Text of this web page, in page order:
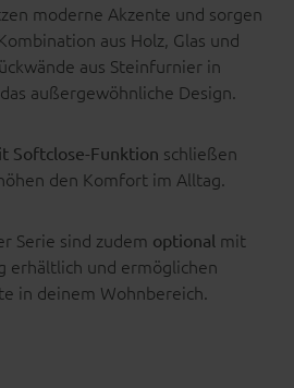
moderne Akzente und sorgen
aus Holz, Glas und
aus Steinfurnier in
außergewöhnliche Design.
Softclose-Funktion schließen
den Komfort im Alltag.
Serie sind zudem optional mit
erhältlich und ermöglichen
in deinem Wohnbereich.